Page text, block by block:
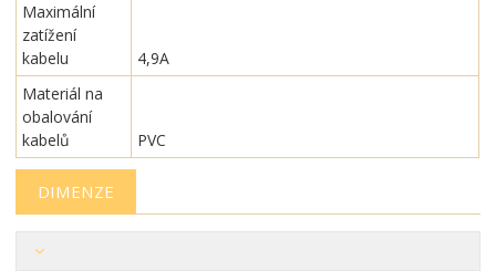
Maximální
zatížení
kabelu
4,9A
Materiál na
obalování
kabelů
PVC
DIMENZE